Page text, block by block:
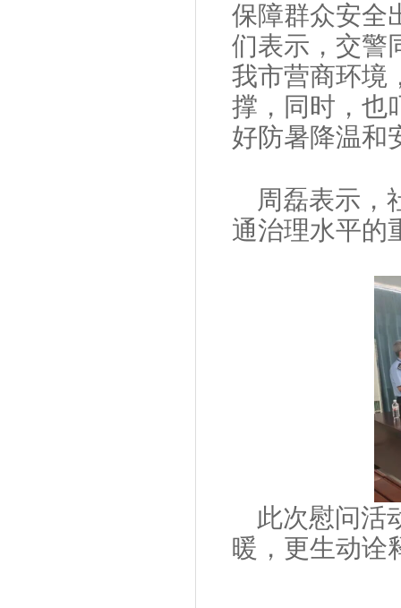
保障群众安全
们表示，交警
我市营商环境
撑，同时，也
好防暑降温和
周磊表示，
通治理水平的
此次慰问活
暖，更生动诠